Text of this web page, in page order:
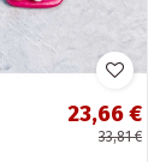
23,66 €
33,81 €